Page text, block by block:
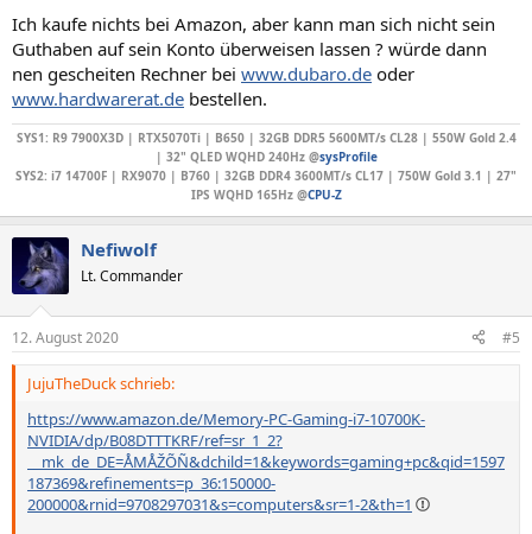
Ich kaufe nichts bei Amazon, aber kann man sich nicht sein
Guthaben auf sein Konto überweisen lassen ? würde dann
nen gescheiten Rechner bei www.dubaro.de oder
www.hardwarerat.de bestellen.
SYS1: R9 7900X3D | RTX5070Ti | B650 | 32GB DDR5 5600MT/s CL28 | 550W Gold 2.4
| 32" QLED WQHD 240Hz @sysProfile
SYS2: i7 14700F | RX9070 | B760 | 32GB DDR4 3600MT/s CL17 | 750W Gold 3.1 | 27"
IPS WQHD 165Hz @CPU-Z
Nefiwolf
Lt. Commander
12. August 2020 #5
JujuTheDuck schrieb:
https://www.amazon.de/Memory-PC-Gaming-i7-10700K-
NVIDIA/dp/B08DTTTKRF/ref=sr_1_2?
__mk_de_DE=ÅMÅŽÕÑ&dchild=1&keywords=gaming+pc&qid=1597
187369&refinements=p_36:150000-
200000&rnid=9708297031&s=computers&sr=1-2&th=1